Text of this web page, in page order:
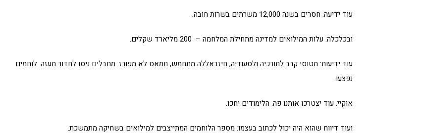
עוד ידיעה: חסרים בשנה 12,000 משרתים בשרות חובה.
ובכלכלה: עלות המילואים למדינה מתחילת המלחמה – 200 מליארד שקלים.
עוד ידיעות: מטוסי קרב לתורכיה ולסעודיה, חיזבאללה מתחמש, חמאס לא מפורז. מחבלים ניסו לחדור מעזה. לוחמים
נפצעו.
אוקיי. עוד יצטרכו אותנו פה. הלימודים יחכו.
ועוד דיווח שהוא היה יכול לכתוב בעצמו: מספר הלוחמים המתייצבים למילואים בשחיקה מתמשכת.